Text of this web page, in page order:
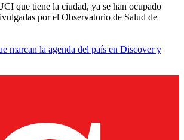
que tiene la ciudad, ya se han ocupado
por el Observatorio de Salud de
marcan la agenda del país en Discover y